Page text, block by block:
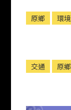
原鄉 環境
交通 原鄉